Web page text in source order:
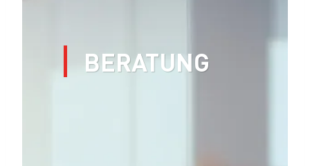
BERATUNG